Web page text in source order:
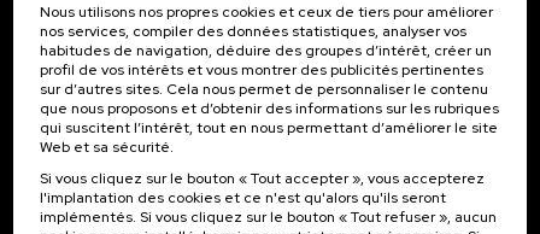
Inscrivez-vous pour être le premier à recevoir les
actualités de l'UIK.
S'abonner
Contact
Palacio Miramar
Intéressant...
Activités précédentes
Nous utilisons nos propres cookies et ceux de tiers pour améliorer
nos services, compiler des données statistiques, analyser vos
habitudes de navigation, déduire des groupes d’intérêt, créer un
profil de vos intérêts et vous montrer des publicités pertinentes
sur d’autres sites. Cela nous permet de personnaliser le contenu
que nous proposons et d’obtenir des informations sur les rubriques
qui suscitent l’intérêt, tout en nous permettant d’améliorer le site
Web et sa sécurité.
Si vous cliquez sur le bouton « Tout accepter », vous accepterez
l'implantation des cookies et ce n'est qu'alors qu'ils seront
implémentés. Si vous cliquez sur le bouton « Tout refuser », aucun